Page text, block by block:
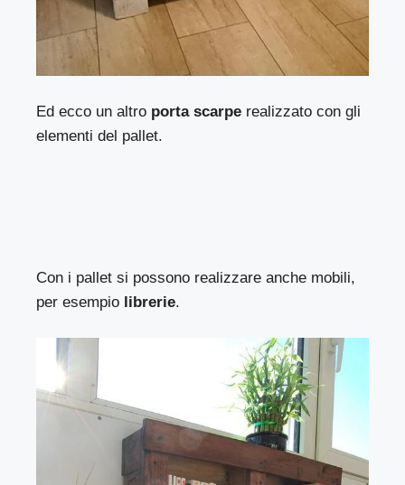
Ed ecco un altro porta scarpe realizzato con gli
elementi del pallet.
Con i pallet si possono realizzare anche mobili,
per esempio librerie.